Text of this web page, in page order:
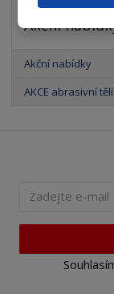
Akční
Akční nabídky
AKCE abrasivní